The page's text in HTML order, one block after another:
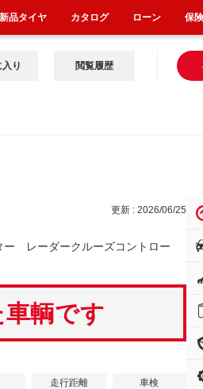
り 閲覧履歴
更新 : 2026/06/25
レーダークルーズコントロー
輌です
走行距離 車検
新品タイヤ カタログ ローン 保険